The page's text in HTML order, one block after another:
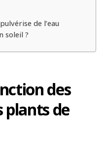
de l’eau
soleil ?
des
plants de